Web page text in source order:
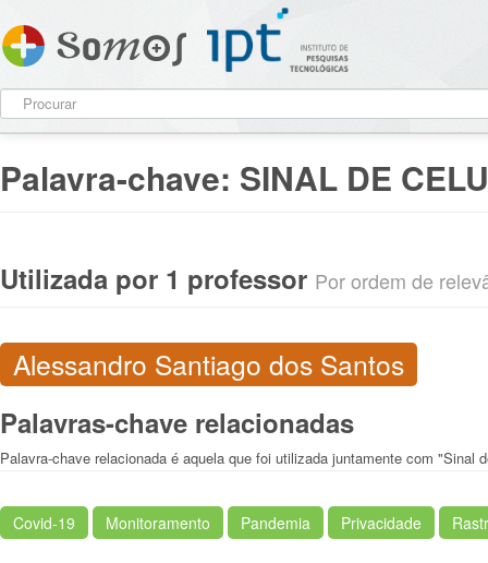
Palavra-chave: SINAL DE
Utilizada por 1 professor Por ordem de
Alessandro Santiago dos Santos
Palavras-chave relacionadas
Palavra-chave relacionada é aquela que foi utilizada juntamente com "Sinal
Covid-19 Monitoramento Pandemia Privacidade